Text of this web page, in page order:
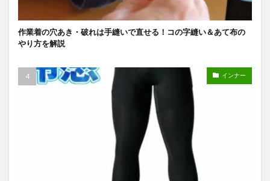
作業着の穴あき・破れは手縫いで直せる！コの字縫い＆あて布の
やり方を解説
インナー